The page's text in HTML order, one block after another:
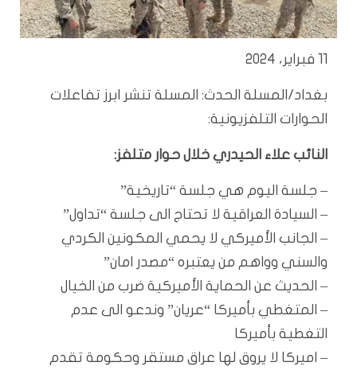
11 فبراير، 2024
بغداد/المسلة الحدث: المسلة تنشر ابرز تفاعلات
الحوارات التلفزيونية:
النائب علاء الحيدري خلال حوار متلفز:
– جلسة اليوم هي جلسة “تاريخية”
– السيادة العراقية لا تحتاج الى جلسة “تداول”
– الجانب الأميركي لا يحمي المكونين الكردي
والسني وواهم من يعتبره “مصدر امان”
– الحديث عن الحماية الأميركية ضرب من الخيال
– المتغطي بأميركا “عريان” وندعو الى عدم
التغطية بأميركا
– اميركا لا يروق لها عراق مستقر وحكومة تقدم